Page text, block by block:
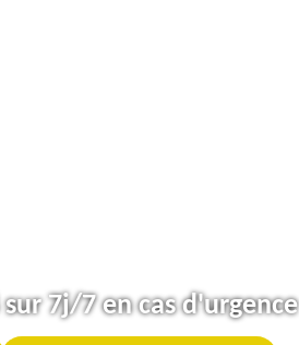
7j/7 en cas d'urgence